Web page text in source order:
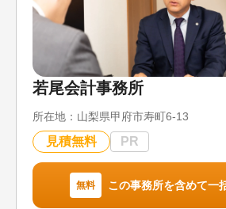
年金手続きなど、相続に伴う煩雑
ップでサポートできるのも強みです
対応地域
東京都、神奈川県、埼玉県、千葉県
遺産分割 / 相続財産調査 / 相続税申
生前贈与（不動産名義変更）
電話相談可 / 訪問可 / 土日相談可 /
18時以降相談可 / オンライン面談
若尾会計事務所
所在地： 山梨県甲府市寿町6-13
見積無料 PR
無料 この事務所を含めて一